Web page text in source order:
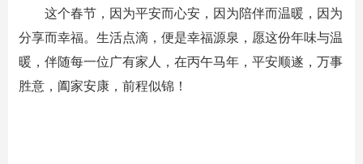
这个春节，因为平安而心安，因为陪伴而温暖，因为
分享而幸福。生活点滴，便是幸福源泉，愿这份年味与温
暖，伴随每一位广有家人，在丙午马年，平安顺遂，万事
胜意，阖家安康，前程似锦！